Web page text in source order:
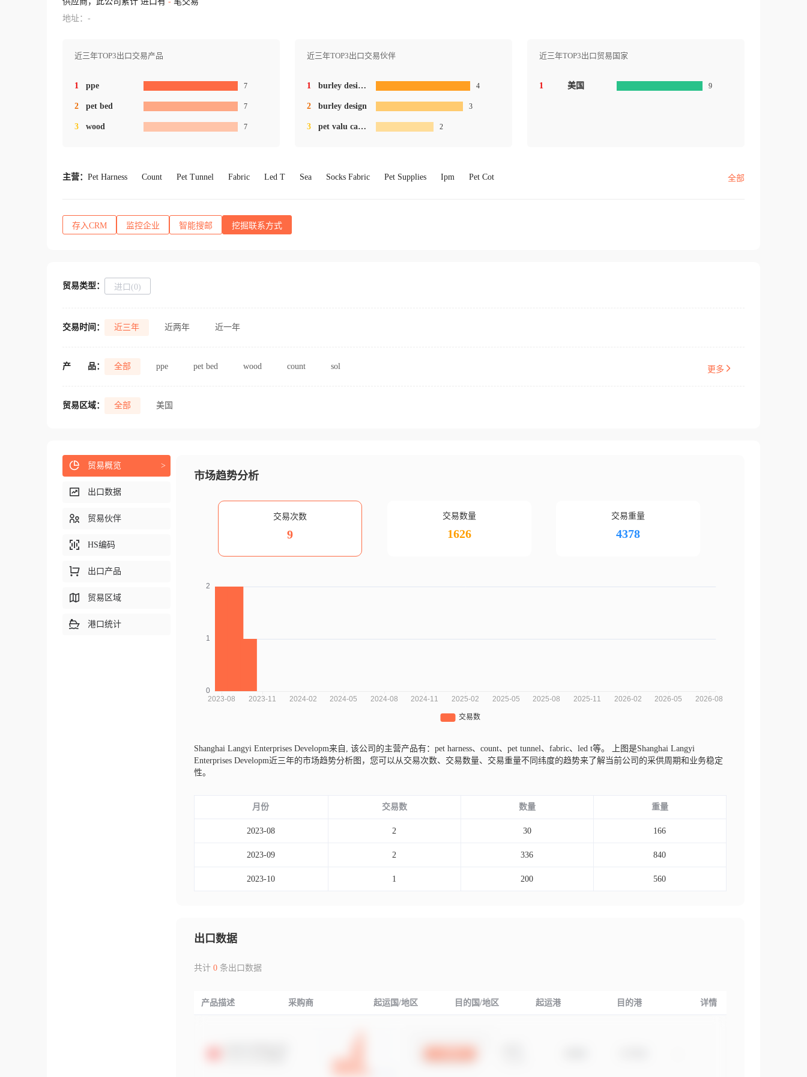
地址：-
近三年TOP3出口交易产品
1 ppe 7
2 pet bed 7
3 wood 7
近三年TOP3出口交易伙伴
1 burley design llc 4
2 burley design 3
3 pet valu canada inc 2
近三年TOP3出口贸易国家
1 美国 9
主营： Pet Harness Count Pet Tunnel Fabric Led T Sea Socks Fabric Pet Supplies Ipm Pet Cot 全部
存入CRM 监控企业 智能搜邮 挖掘联系方式
贸易类型： 进口(0)
交易时间： 近三年 近两年 近一年
产 品： 全部 ppe pet bed wood count sol 更多
贸易区域： 全部 美国
市场趋势分析
交易次数
9
交易数量
1626
交易重量
4378
Shanghai Langyi Enterprises Developm来自, 该公司的主营产品有：pet harness、count、pet tunnel、fabric、led t等。
上图是Shanghai Langyi
Enterprises Developm近三年的市场趋势分析图，您可以从交易次数、交易数量、交易重量不同纬度的趋势来了解当前公司的采供周期和业务稳定
性。
月份 交易数 数量 重量
2023-08 2 30 166
2023-09 2 336 840
2023-10 1 200 560
出口数据
共计 0条出口数据
产品描述 采购商 起运国/地区 目的国/地区 起运港 目的港 详情
贸易概览 >
出口数据
贸易伙伴
HS编码
出口产品
贸易区域
港口统计